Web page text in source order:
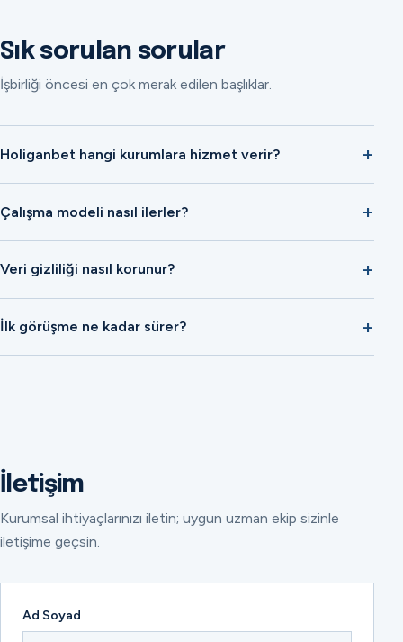
Sık sorulan sorular
İşbirliği öncesi en çok merak edilen başlıklar.
Holiganbet hangi kurumlara hizmet verir?
Çalışma modeli nasıl ilerler?
Veri gizliliği nasıl korunur?
İlk görüşme ne kadar sürer?
İletişim
Kurumsal ihtiyaçlarınızı iletin; uygun uzman ekip sizinle
iletişime geçsin.
Ad Soyad